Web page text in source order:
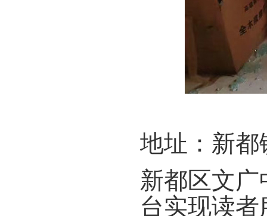
地址：新都
新都区文
台实现读